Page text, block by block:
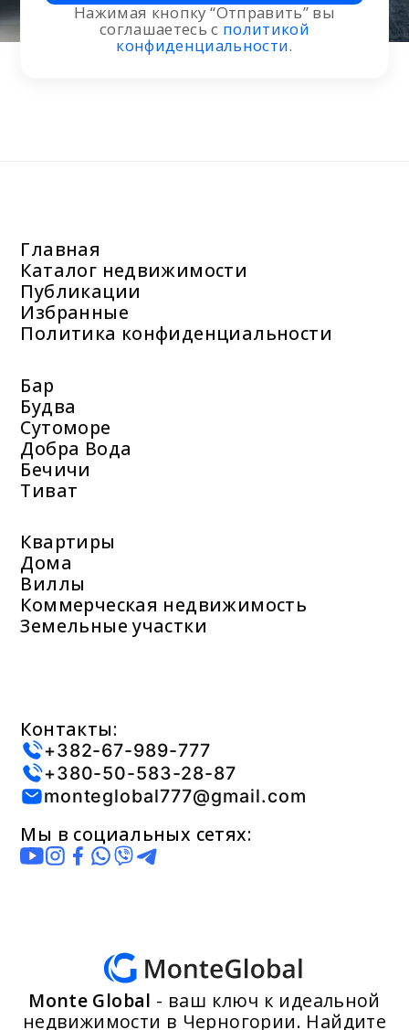
Нажимая кнопку “Отправить” вы
соглашаетесь с политикой
конфиденциальности.
Главная
Каталог недвижимости
Публикации
Избранные
Политика конфиденциальности
Бар
Будва
Сутоморе
Добра Вода
Бечичи
Тиват
Квартиры
Дома
Виллы
Коммерческая недвижимость
Земельные участки
Контакты:
+382-67-989-777
+380-50-583-28-87
monteglobal777@gmail.com
Мы в социальных сетях:
Monte Global - ваш ключ к идеальной
недвижимости в Черногории. Найдите